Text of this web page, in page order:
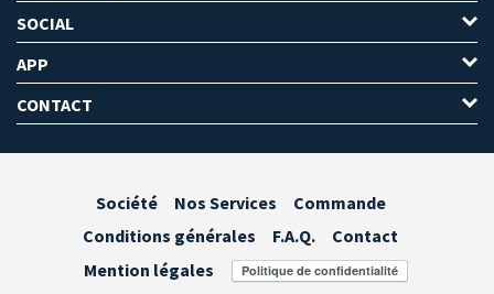
SOCIAL
APP
CONTACT
Société Nos Services
Commande
Conditions générales
F.A.Q.
Contact
Mention légales